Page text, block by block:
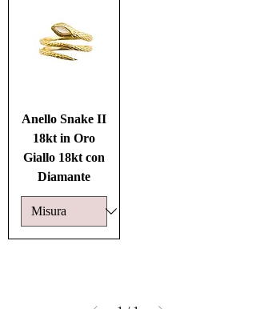
Anello Snake II
18kt in Oro
Giallo 18kt con
Diamante